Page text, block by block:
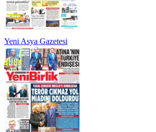
Yeni Asya Gazetesi